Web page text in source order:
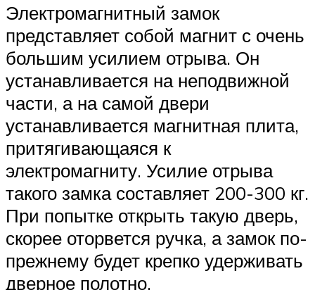
Электромагнитный замок
представляет собой магнит с очень
большим усилием отрыва. Он
устанавливается на неподвижной
части, а на самой двери
устанавливается магнитная плита,
притягивающаяся к
электромагниту. Усилие отрыва
такого замка составляет 200-300 кг.
При попытке открыть такую дверь,
скорее оторвется ручка, а замок по-
прежнему будет крепко удерживать
дверное полотно.